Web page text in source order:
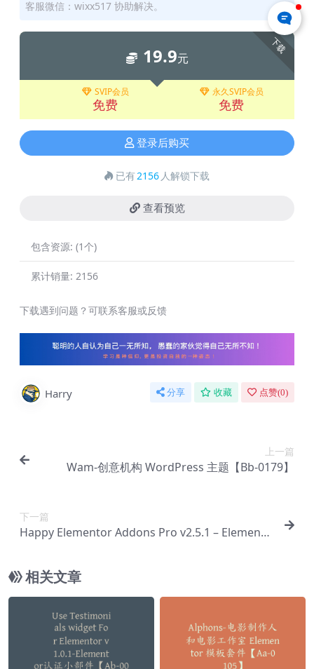
客服微信：wixx517 协助解决。
下载
19.9元
SVIP会员
免费
永久SVIP会员
免费
登录后购买
已有2156 人解锁下载
查看预览
包含资源: (1个)
累计销量: 2156
下载遇到问题？可联系客服或反馈
Harry 分享 收藏 点赞(0)
上一篇
Wam-创意机构 WordPress 主题【Bb-0179】
下一篇
Happy Elementor Addons Pro v2.5.1 – Elemento
相关文章